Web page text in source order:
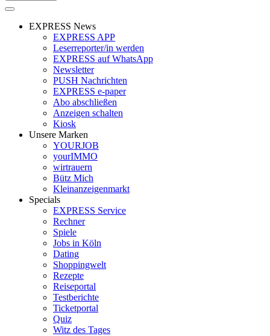
EXPRESS News
EXPRESS APP
Leserreporter/in werden
EXPRESS auf WhatsApp
Newsletter
PUSH Nachrichten
EXPRESS e-paper
Abo abschließen
Anzeigen schalten
Kiosk
Unsere Marken
YOURJOB
yourIMMO
wirtrauern
Bütz Mich
Kleinanzeigenmarkt
Specials
EXPRESS Service
Rechner
Spiele
Jobs in Köln
Dating
Shoppingwelt
Rezepte
Reiseportal
Testberichte
Ticketportal
Quiz
Witz des Tages